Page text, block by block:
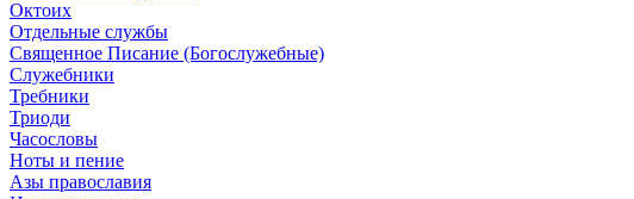
Октоих
Отдельные службы
Священное Писание (Богослужебные)
Служебники
Требники
Триоди
Часословы
Ноты и пение
Азы православия